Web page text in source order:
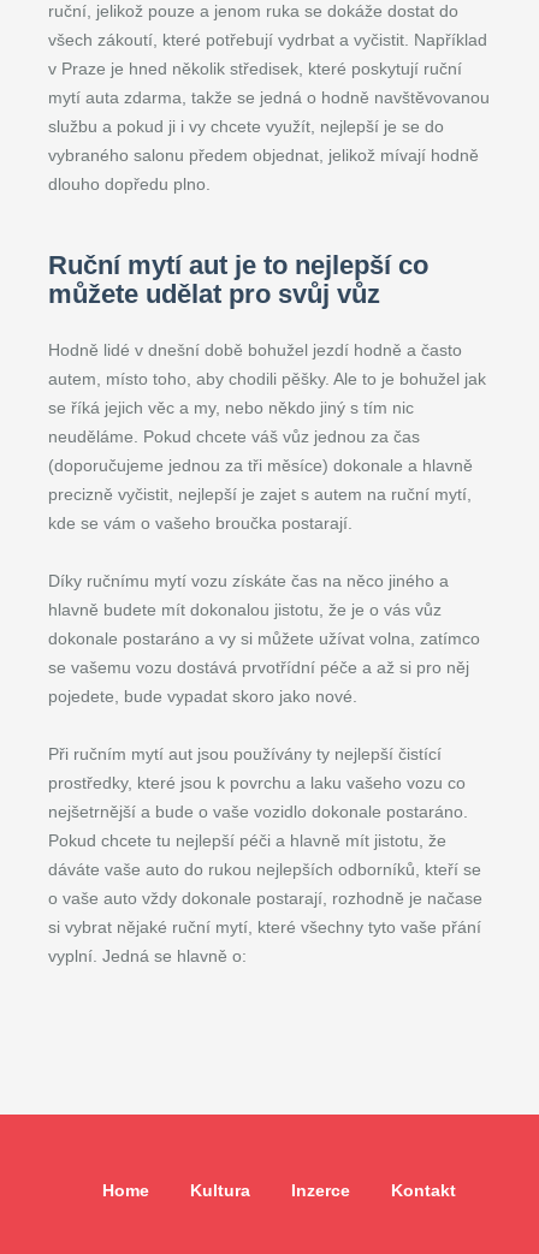
ruční, jelikož pouze a jenom ruka se dokáže dostat do
všech zákoutí, které potřebují vydrbat a vyčistit. Například
v Praze je hned několik středisek, které poskytují ruční
mytí auta zdarma, takže se jedná o hodně navštěvovanou
službu a pokud ji i vy chcete využít, nejlepší je se do
vybraného salonu předem objednat, jelikož mívají hodně
dlouho dopředu plno.
Ruční mytí aut je to nejlepší co
můžete udělat pro svůj vůz
Hodně lidé v dnešní době bohužel jezdí hodně a často
autem, místo toho, aby chodili pěšky. Ale to je bohužel jak
se říká jejich věc a my, nebo někdo jiný s tím nic
neuděláme. Pokud chcete váš vůz jednou za čas
(doporučujeme jednou za tři měsíce) dokonale a hlavně
precizně vyčistit, nejlepší je zajet s autem na ruční mytí,
kde se vám o vašeho broučka postarají.
Díky ručnímu mytí vozu získáte čas na něco jiného a
hlavně budete mít dokonalou jistotu, že je o vás vůz
dokonale postaráno a vy si můžete užívat volna, zatímco
se vašemu vozu dostává prvotřídní péče a až si pro něj
pojedete, bude vypadat skoro jako nové.
Při ručním mytí aut jsou používány ty nejlepší čistící
prostředky, které jsou k povrchu a laku vašeho vozu co
nejšetrnější a bude o vaše vozidlo dokonale postaráno.
Pokud chcete tu nejlepší péči a hlavně mít jistotu, že
dáváte vaše auto do rukou nejlepších odborníků, kteří se
o vaše auto vždy dokonale postarají, rozhodně je načase
si vybrat nějaké ruční mytí, které všechny tyto vaše přání
vyplní. Jedná se hlavně o:
Home Kultura Inzerce Kontakt